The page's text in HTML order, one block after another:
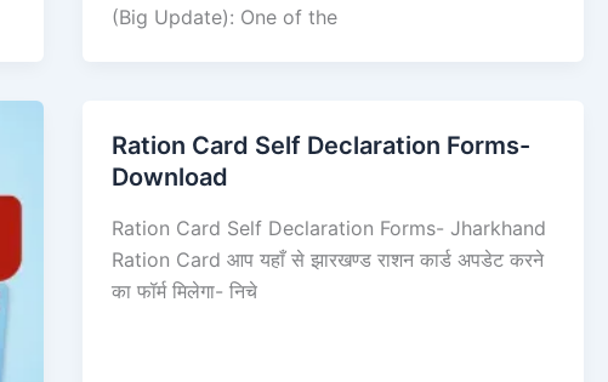
(Big Update): One of the
Ration Card Self Declaration Forms-
Download
Ration Card Self Declaration Forms- Jharkhand
Ration Card आप यहाँ से झारखण्ड राशन कार्ड अपडेट करने
का फॉर्म मिलेगा- निचे